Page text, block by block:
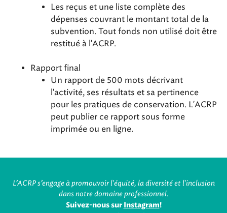
Les reçus et une liste complète des
dépenses couvrant le montant total de la
subvention. Tout fonds non utilisé doit être
restitué à l'ACRP.
Rapport final
Un rapport de 500 mots décrivant
l'activité, ses résultats et sa pertinence
pour les pratiques de conservation. L'ACRP
peut publier ce rapport sous forme
imprimée ou en ligne.
L’ACRP s’engage à promouvoir l'équité, la diversité et l'inclusion
dans notre domaine professionnel.
Suivez-nous sur Instagram!